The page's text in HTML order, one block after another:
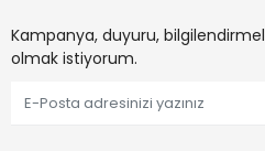
Kampanya, duyuru,
olmak istiyorum.